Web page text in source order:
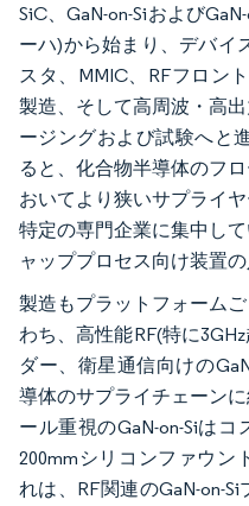
SiC、GaN-on-Siおよび
ーハ)から始まり、デバイ
スタ、MMIC、RFフロン
製造、そして高周波・高
ージングおよび試験へと
ると、化合物半導体のフ
おいてより狭いサプライ
特定の専門企業に集中し
ャッププロセス向け装置
製造もプラットフォーム
わち、高性能RF(特に
ダー、衛星通信向けの
導体のサプライチェーン
ール重視のGaN-on-Siは
200mmシリコンファウン
れは、RF関連のGaN-on-